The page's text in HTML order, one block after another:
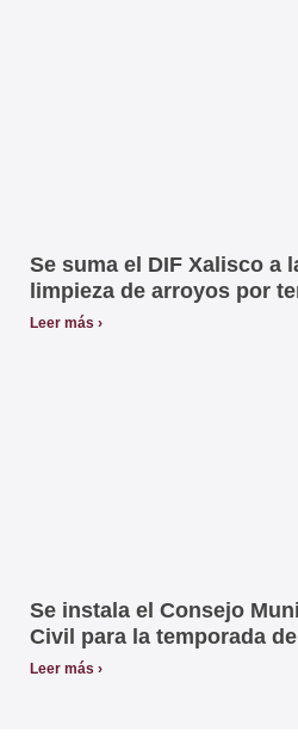
Se suma el DIF Xalisco a
limpieza de arroyos por
Leer más ›
Se instala el Consejo
Civil para la temporada
Leer más ›